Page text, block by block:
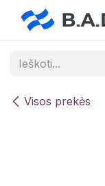
Skip to Content
Visos prekės